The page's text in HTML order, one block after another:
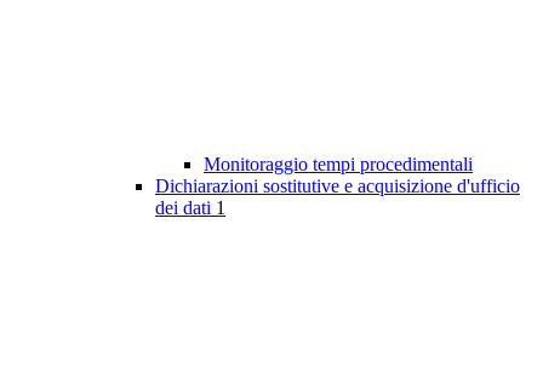
Monitoraggio tempi procedimentali
Dichiarazioni sostitutive e acquisizione d'ufficio
dei dati 1